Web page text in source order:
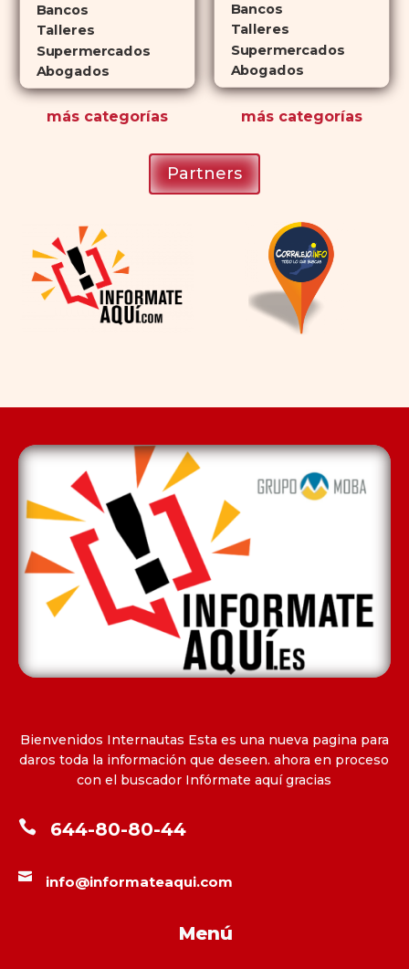
románticas con antelación.
Bancos
Talleres
Supermercados
Abogados
más categorías
Bancos
Talleres
Supermercados
Abogados
máscategorías
Partners
Bienvenidos Internautas Esta es una nueva pagina para
daros toda la información que deseen. ahora en proceso
con el buscador Infórmate aquí gracias
 644-80-80-44
 info@informateaqui.com
Menú